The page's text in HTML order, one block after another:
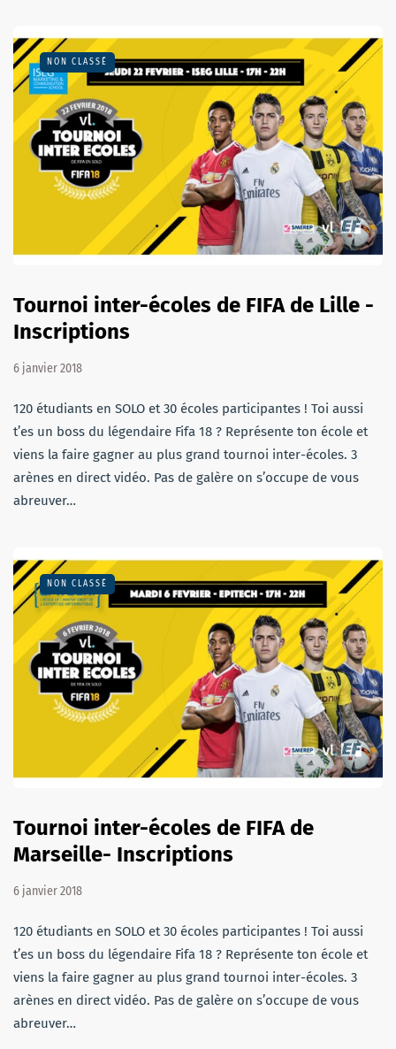
NON CLASSÉ
Tournoi inter-écoles de FIFA de Lille -
Inscriptions
6 janvier 2018
120 étudiants en SOLO et 30 écoles participantes ! Toi aussi
t’es un boss du légendaire Fifa 18 ? Représente ton école et
viens la faire gagner au plus grand tournoi inter-écoles. 3
arènes en direct vidéo. Pas de galère on s’occupe de vous
abreuver…
NON CLASSÉ
Tournoi inter-écoles de FIFA de
Marseille- Inscriptions
6 janvier 2018
120 étudiants en SOLO et 30 écoles participantes ! Toi aussi
t’es un boss du légendaire Fifa 18 ? Représente ton école et
viens la faire gagner au plus grand tournoi inter-écoles. 3
arènes en direct vidéo. Pas de galère on s’occupe de vous
abreuver…